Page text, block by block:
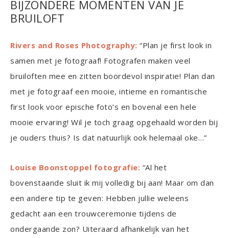
BIJZONDERE MOMENTEN VAN JE
BRUILOFT
Rivers and Roses Photography: “Plan je first look in
samen met je fotograaf! Fotografen maken veel
bruiloften mee en zitten boordevol inspiratie! Plan dan
met je fotograaf een mooie, intieme en romantische
first look voor epische foto’s en bovenal een hele
mooie ervaring! Wil je toch graag opgehaald worden bij
je ouders thuis? Is dat natuurlijk ook helemaal oke…”
Louise Boonstoppel fotografie: “Al het
bovenstaande sluit ik mij volledig bij aan! Maar om dan
een andere tip te geven: Hebben jullie weleens
gedacht aan een trouwceremonie tijdens de
ondergaande zon? Uiteraard afhankelijk van het